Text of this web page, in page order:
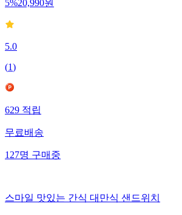
5%20,990원
5.0
(1)
629적립
무료배송
127명구매중
스마일 맛있는 간식 대만식 샌드위치